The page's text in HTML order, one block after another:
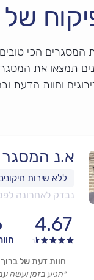
של
המסגרים הכי
תמצאו את
וחוות הדעת
א.נ המסגר
נבדק לאחרונה לפני 4
4.67
חוות דעת של ברוך
״הגיע בזמן ועשה